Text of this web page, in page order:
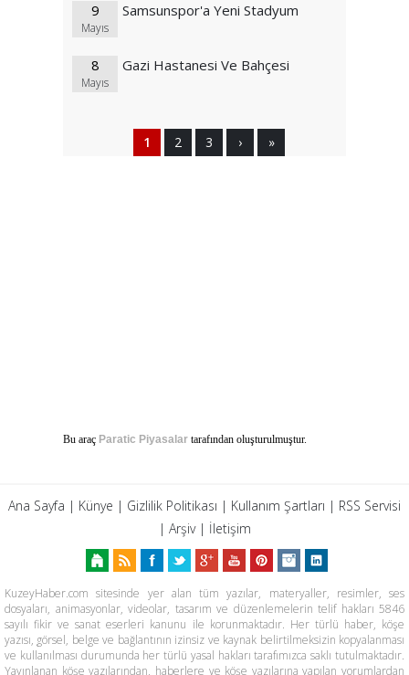
9
Mayıs
Samsunspor'a Yeni Stadyum
8
Mayıs
Gazi Hastanesi Ve Bahçesi
1 2 3 › »
Bu araç Paratic Piyasalar tarafından oluşturulmuştur.
Ana Sayfa | Künye | Gizlilik Politikası | Kullanım Şartları | RSS Servisi
| Arşiv| İletişim
KuzeyHaber.com sitesinde yer alan tüm yazılar, materyaller, resimler, ses
dosyaları, animasyonlar, videolar, tasarım ve düzenlemelerin telif hakları 5846
sayılı fikir ve sanat eserleri kanunu ile korunmaktadır. Her türlü haber, köşe
yazısı, görsel, belge ve bağlantının izinsiz ve kaynak belirtilmeksizin kopyalanması
ve kullanılması durumunda her türlü yasal hakları tarafımızca saklı tutulmaktadır.
Yayınlanan köşe yazılarından, haberlere ve köşe yazılarına yapılan yorumlardan